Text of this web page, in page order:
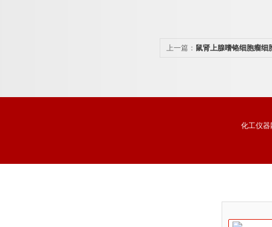
上一篇： 鼠肾上腺嗜铬细胞瘤细
化工仪器